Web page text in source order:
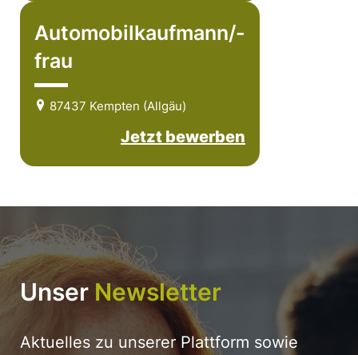
Automobilkaufmann/-
frau
87437 Kempten (Allgäu)
Jetzt bewerben
Unser Newsletter
Aktuelles zu unserer Plattform sowie